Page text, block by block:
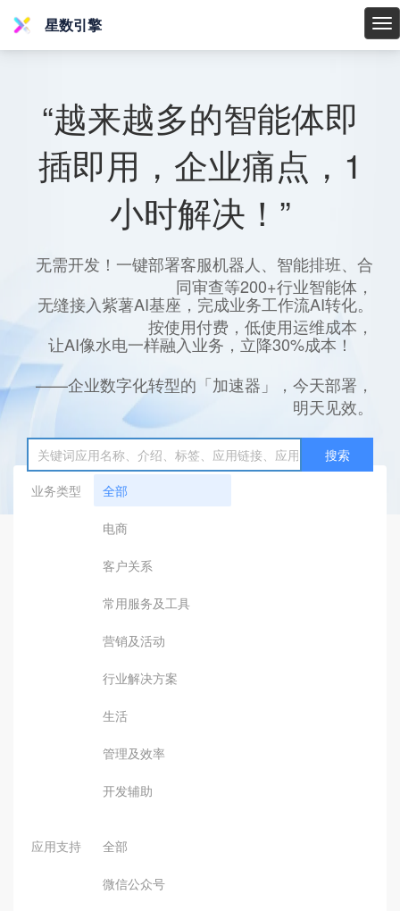
星
星数引擎
“越来越多的智能体即
插即用，企业痛点，1
小时解决！”
无需开发！一键部署客服机器人、智能排班、合
同审查等200+行业智能体，
无缝接入紫薯AI基座，完成业务工作流AI转化。
按使用付费，低使用运维成本，
让AI像水电一样融入业务，立降30%成本！
——企业数字化转型的「加速器」，今天部署，
明天见效。
搜索
业务类型
全部
电商
客户关系
常用服务及工具
营销及活动
行业解决方案
生活
管理及效率
开发辅助
应用支持 全部
微信公众号